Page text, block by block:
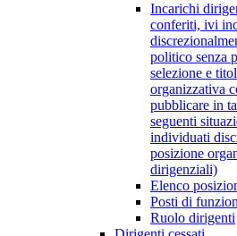
Incarichi
conferiti, ivi
politico senza
selezione e
organizzativa
pubblicare in
seguenti
individuati
posizione
dirigenziali)
Elenco
Posti di
Ruolo dirigenti